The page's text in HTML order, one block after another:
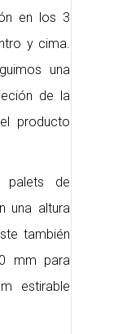
en los 3
y cima.
una
de la
producto
palets de
una altura
también
mm para
estirable